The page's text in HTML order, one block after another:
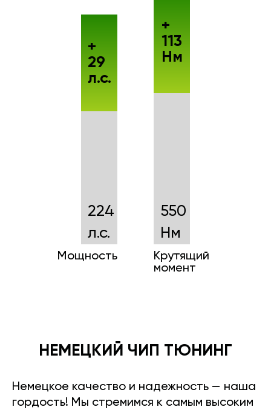
224
л.с.
Мощность
+
29
л.с.
550
Нм
Крутящий
момент
+
113
Нм
НЕМЕЦКИЙ ЧИП ТЮНИНГ
Немецкое качество и надежность — наша
гордость! Мы стремимся к самым высоким